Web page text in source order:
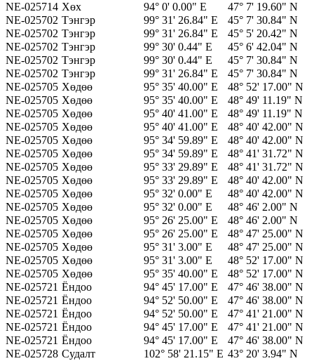
NE-025714 Хөх 94° 0' 0.00" E
47° 7' 19.60" N
NE-025702 Тэнгэр 99° 31' 26.84" E
45° 7' 30.84" N
NE-025702 Тэнгэр 99° 31' 26.84" E
45° 5' 20.42" N
NE-025702 Тэнгэр 99° 30' 0.44" E
45° 6' 42.04" N
NE-025702 Тэнгэр 99° 30' 0.44" E
45° 7' 30.84" N
NE-025702 Тэнгэр 99° 31' 26.84" E
45° 7' 30.84" N
NE-025705 Хөдөө 95° 35' 40.00" E
48° 52' 17.00" N
NE-025705 Хөдөө 95° 35' 40.00" E
48° 49' 11.19" N
NE-025705 Хөдөө 95° 40' 41.00" E
48° 49' 11.19" N
NE-025705 Хөдөө 95° 40' 41.00" E
48° 40' 42.00" N
NE-025705 Хөдөө 95° 34' 59.89" E
48° 40' 42.00" N
NE-025705 Хөдөө 95° 34' 59.89" E
48° 41' 31.72" N
NE-025705 Хөдөө 95° 33' 29.89" E
48° 41' 31.72" N
NE-025705 Хөдөө 95° 33' 29.89" E
48° 40' 42.00" N
NE-025705 Хөдөө 95° 32' 0.00" E
48° 40' 42.00" N
NE-025705 Хөдөө 95° 32' 0.00" E
48° 46' 2.00" N
NE-025705 Хөдөө 95° 26' 25.00" E
48° 46' 2.00" N
NE-025705 Хөдөө 95° 26' 25.00" E
48° 47' 25.00" N
NE-025705 Хөдөө 95° 31' 3.00" E
48° 47' 25.00" N
NE-025705 Хөдөө 95° 31' 3.00" E
48° 52' 17.00" N
NE-025705 Хөдөө 95° 35' 40.00" E
48° 52' 17.00" N
NE-025721 Ёндоо 94° 45' 17.00" E
47° 46' 38.00" N
NE-025721 Ёндоо 94° 52' 50.00" E
47° 46' 38.00" N
NE-025721 Ёндоо 94° 52' 50.00" E
47° 41' 21.00" N
NE-025721 Ёндоо 94° 45' 17.00" E
47° 41' 21.00" N
NE-025721 Ёндоо 94° 45' 17.00" E
47° 46' 38.00" N
NE-025728 Судалт 102° 58' 21.15" E 43° 20' 3.94" N